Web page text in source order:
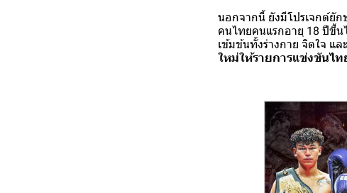
นอกจากนี้ ยังมีโปรเจกต์ยั
คนไทยคนแรกอายุ 18 ปีขึ้น
เข้มข้นทั้งร่างกาย จิตใจ แล
ใหม่ให้รายการแข่งขันไท